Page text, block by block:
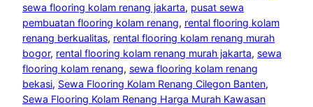
sewa flooring kolam renang jakarta, pusat sewa
pembuatan flooring kolam renang, rental flooring kolam
renang berkualitas, rental flooring kolam renang murah
bogor, rental flooring kolam renang murah jakarta, sewa
flooring kolam renang, sewa flooring kolam renang
bekasi, Sewa Flooring Kolam Renang Cilegon Banten
Sewa Flooring Kolam Renang Harga Murah Kawasan